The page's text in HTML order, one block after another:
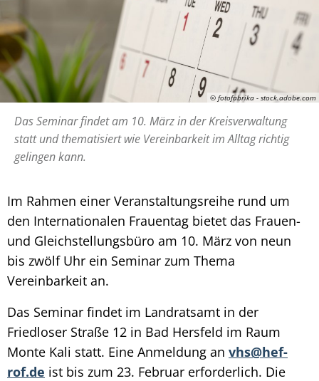
© fotofabrika - stock.adobe.com
Das Seminar findet am 10. März in der Kreisverwaltung
statt und thematisiert wie Vereinbarkeit im Alltag richtig
gelingen kann.
Im Rahmen einer Veranstaltungsreihe rund um
den Internationalen Frauentag bietet das Frauen-
und Gleichstellungsbüro am 10. März von neun
bis zwölf Uhr ein Seminar zum Thema
Vereinbarkeit an.
Das Seminar findet im Landratsamt in der
Friedloser Straße 12 in Bad Hersfeld im Raum
Monte Kali statt. Eine Anmeldung an vhs@hef-
rof.de ist bis zum 23. Februar erforderlich. Die